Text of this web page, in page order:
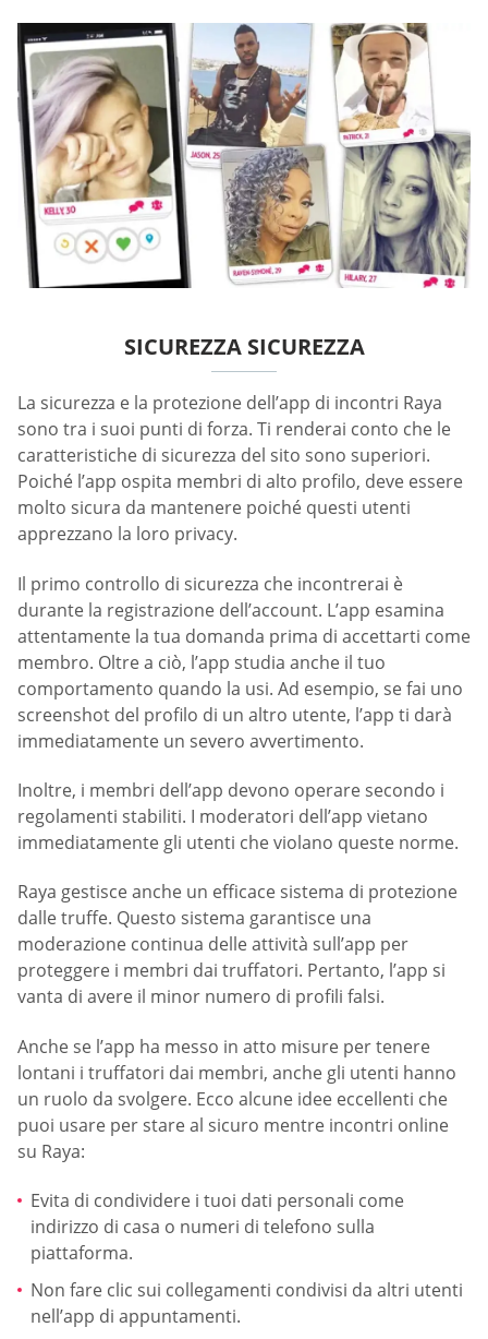
SICUREZZA SICUREZZA
La sicurezza e la protezione dell’app di incontri Raya
sono tra i suoi punti di forza. Ti renderai conto che le
caratteristiche di sicurezza del sito sono superiori.
Poiché l’app ospita membri di alto profilo, deve essere
molto sicura da mantenere poiché questi utenti
apprezzano la loro privacy.
Il primo controllo di sicurezza che incontrerai è
durante la registrazione dell’account. L’app esamina
attentamente la tua domanda prima di accettarti come
membro. Oltre a ciò, l’app studia anche il tuo
comportamento quando la usi. Ad esempio, se fai uno
screenshot del profilo di un altro utente, l’app ti darà
immediatamente un severo avvertimento.
Inoltre, i membri dell’app devono operare secondo i
regolamenti stabiliti. I moderatori dell’app vietano
immediatamente gli utenti che violano queste norme.
Raya gestisce anche un efficace sistema di protezione
dalle truffe. Questo sistema garantisce una
moderazione continua delle attività sull’app per
proteggere i membri dai truffatori. Pertanto, l’app si
vanta di avere il minor numero di profili falsi.
Anche se l’app ha messo in atto misure per tenere
lontani i truffatori dai membri, anche gli utenti hanno
un ruolo da svolgere. Ecco alcune idee eccellenti che
puoi usare per stare al sicuro mentre incontri online
su Raya:
Evita di condividere i tuoi dati personali come
indirizzo di casa o numeri di telefono sulla
piattaforma.
Non fare clic sui collegamenti condivisi da altri utenti
nell’app di appuntamenti.